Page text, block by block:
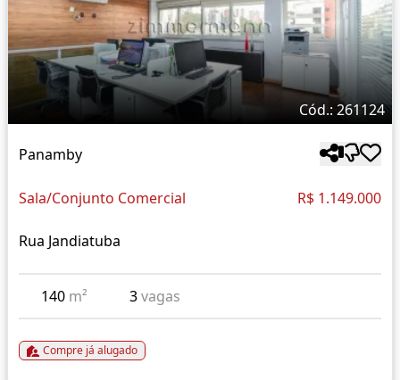
Cód.: 261124
Panamby
Sala/Conjunto Comercial R$ 1.149.000
Rua Jandiatuba
140 m² 3vagas
Compre já alugado